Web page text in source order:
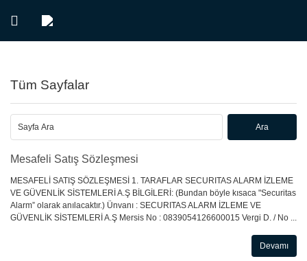
Tüm Sayfalar
Mesafeli Satış Sözleşmesi
MESAFELİ SATIŞ SÖZLEŞMESİ 1. TARAFLAR SECURITAS ALARM İZLEME
VE GÜVENLİK SİSTEMLERİ A.Ş BİLGİLERİ: (Bundan böyle kısaca "Securitas
Alarm” olarak anılacaktır.) Ünvanı : SECURITAS ALARM İZLEME VE
GÜVENLİK SİSTEMLERİ A.Ş Mersis No : 0839054126600015 Vergi D. / No ...
Devamı